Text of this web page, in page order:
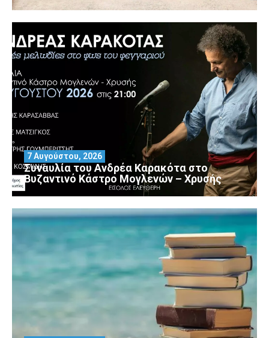
Συναυλία του Ανδρέα Καρακότα στο
Βυζαντινό Κάστρο Μογλενών – Χρυσής
7 Αυγούστου, 2026